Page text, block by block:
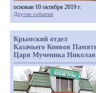
основан 10 октября 2019 г.
Другие события
Крымский отдел
Казачьего Конвоя
Царя Мученика